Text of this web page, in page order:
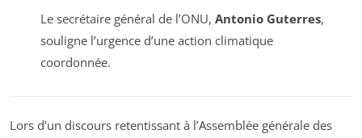
Le secrétaire général de l’ONU, Antonio Guterres,
souligne l’urgence d’une action climatique
coordonnée.
Lors d’un discours retentissant à l’Assemblée générale des